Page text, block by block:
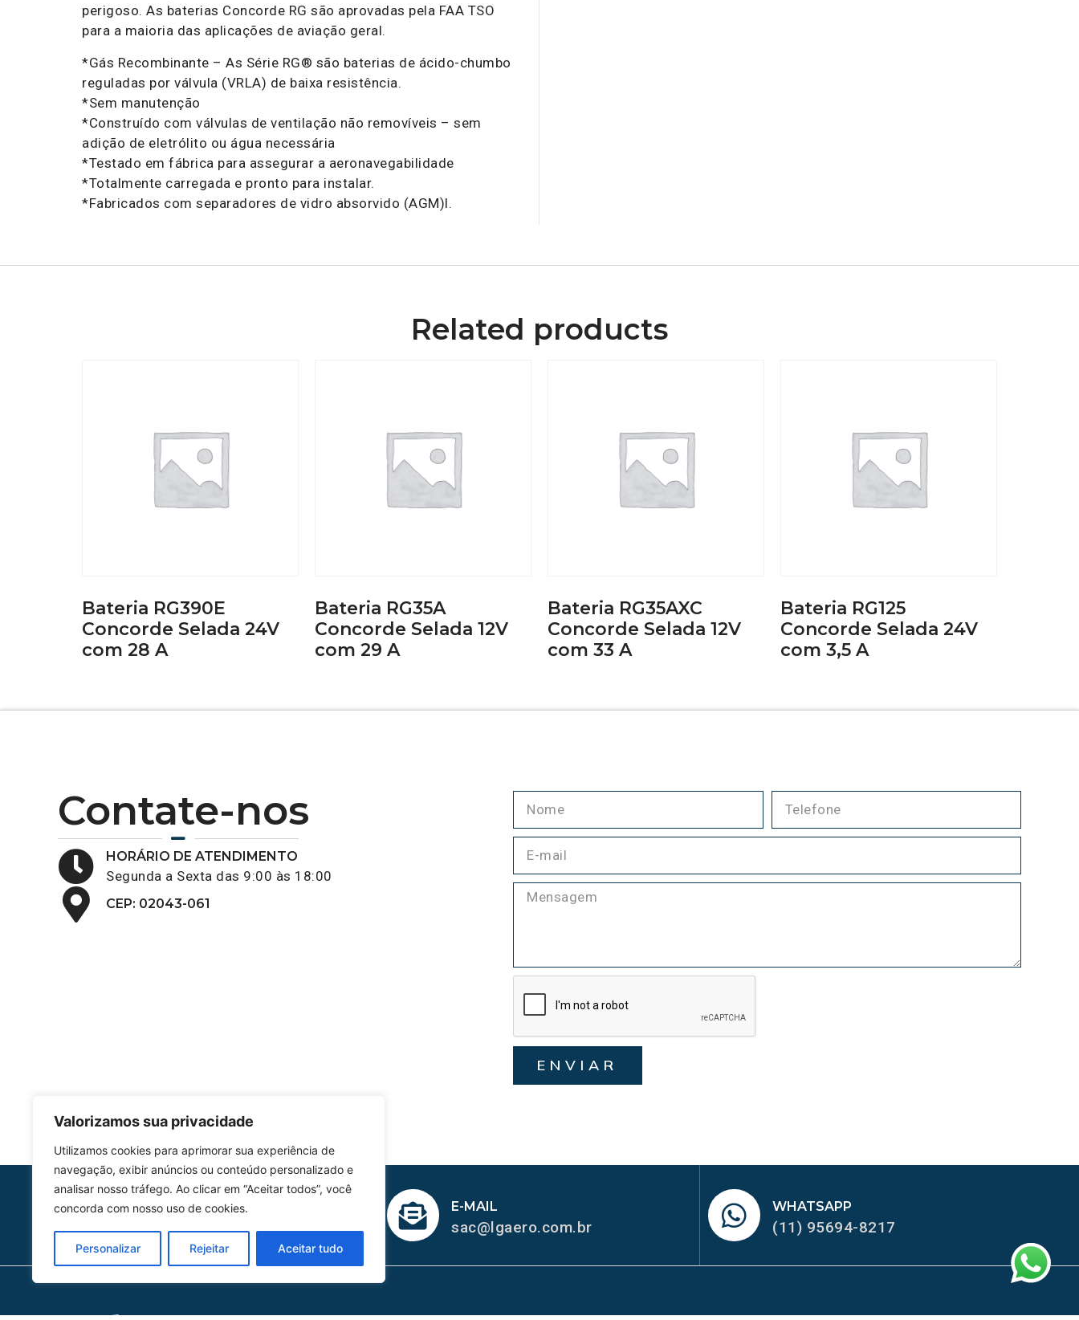
Valorizamos sua privacidade
Utilizamos cookies para aprimorar sua experiência de
navegação, exibir anúncios ou conteúdo personalizado e
analisar nosso tráfego. Ao clicar em “Aceitar todos”, você
concorda com nosso uso de cookies.
Personalizar Rejeitar Aceitar tudo
perigoso. As baterias Concorde RG são aprovadas pela FAA TSO
para a maioria das aplicações de aviação geral.
*Gás Recombinante – As Série RG® são baterias de ácido-chumbo
reguladas por válvula (VRLA) de baixa resistência.
*Sem manutenção
*Construído com válvulas de ventilação não removíveis – sem
adição de eletrólito ou água necessária
*Testado em fábrica para assegurar a aeronavegabilidade
*Totalmente carregada e pronto para instalar.
*Fabricados com separadores de vidro absorvido (AGM)l.
Related products
Bateria RG390E
Concorde Selada 24V
com 28 A
Bateria RG35A
Concorde Selada 12V
com 29 A
Bateria RG35AXC
Concorde Selada 12V
com 33 A
Bateria RG125
Concorde Selada 24V
com 3,5 A
Contate-nos
HORÁRIO DE ATENDIMENTO
Segunda a Sexta das 9:00 às 18:00
CEP: 02043-061
ENVIAR
HOMOLGAÇÃO E-MAIL
sac@lgaero.com.br
WHATSAPP
(11) 95694-8217